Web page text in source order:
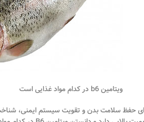
ویتامین b6 در کدام مواد غذایی است